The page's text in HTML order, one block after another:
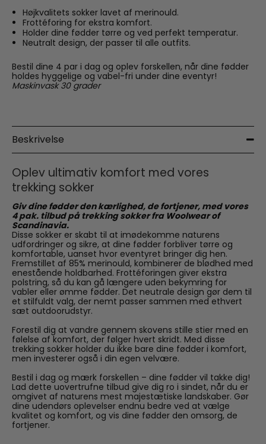
Højkvalitets sokker lavet af merinould.
Frottéforing for ekstra komfort.
Holder dine fødder tørre og ved perfekt temperatur.
Neutralt design, der passer til alle outfits.
Bestil dine 4 par i dag og oplev forskellen, når dine fødder
holdes hyggelige og vabel-fri under dine eventyr!
Maskinvask 30 grader
Beskrivelse
Oplev ultimativ komfort med vores
trekking sokker
Giv dine fødder den kærlighed, de fortjener, med vores
4 pak. tilbud på trekking sokker fra Woolwear of
Scandinavia.
Disse sokker er skabt til at imødekomme naturens
udfordringer og sikre, at dine fødder forbliver tørre og
komfortable, uanset hvor eventyret bringer dig hen.
Fremstillet af 85% merinould, kombinerer de blødhed med
enestående holdbarhed. Frottéforingen giver ekstra
polstring, så du kan gå længere uden bekymring for
vabler eller ømme fødder. Det neutrale design gør dem til
et stilfuldt valg, der nemt passer sammen med ethvert
sæt outdoorudstyr.
Forestil dig at vandre gennem skovens stille stier med en
følelse af komfort, der følger hvert skridt. Med disse
trekking sokker holder du ikke bare dine fødder i komfort,
men investerer også i din egen velvære.
Bestil i dag og mærk forskellen – dine fødder vil takke dig!
Lad dette uovertrufne tilbud give dig ro i sindet, når du er
omgivet af naturens mest majestætiske landskaber. Gør
dine udendørs oplevelser endnu bedre ved at vælge
kvalitet og komfort, og vis dine fødder den omsorg, de
fortjener.